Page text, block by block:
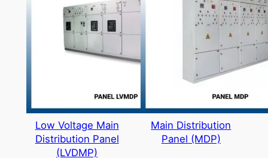
Low Voltage Main
Distribution Panel
(LVDMP)
Main Distribution
Panel (MDP)